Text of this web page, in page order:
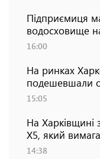
Підприємиця
водосховище
16:00
На ринках
подешевшали
15:05
На Харківщині
Х5, який
14:38